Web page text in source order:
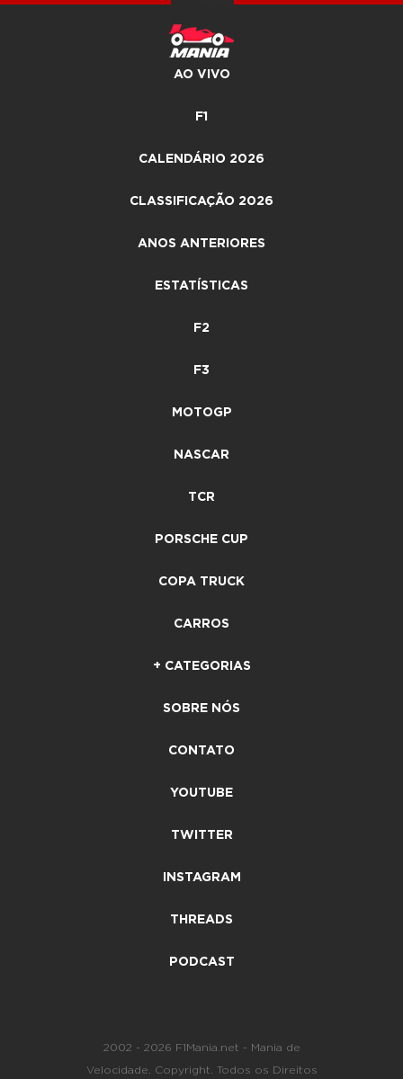
AO VIVO
F1
CALENDÁRIO 2026
CLASSIFICAÇÃO 2026
ANOS ANTERIORES
ESTATÍSTICAS
F2
F3
MOTOGP
NASCAR
TCR
PORSCHE CUP
COPA TRUCK
CARROS
+ CATEGORIAS
SOBRE NÓS
CONTATO
YOUTUBE
TWITTER
INSTAGRAM
THREADS
PODCAST
2002 - 2026 F1Mania.net - Mania de
Velocidade. Copyright. Todos os Direitos